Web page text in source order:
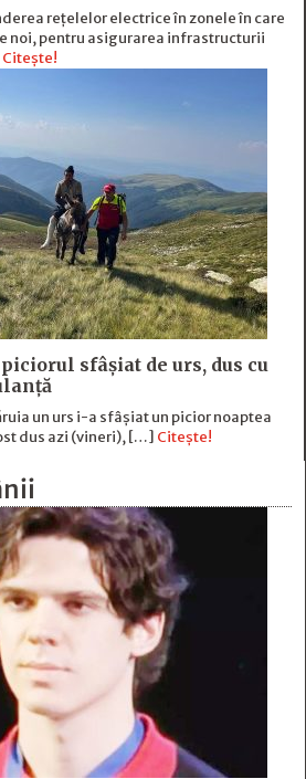
rețelelor electrice în zonele în care
noi, pentru asigurarea infrastructurii
Citește!
sfâșiat de urs, dus cu
un urs i-a sfâșiat un picior noaptea
dus azi (vineri), […] Citește!